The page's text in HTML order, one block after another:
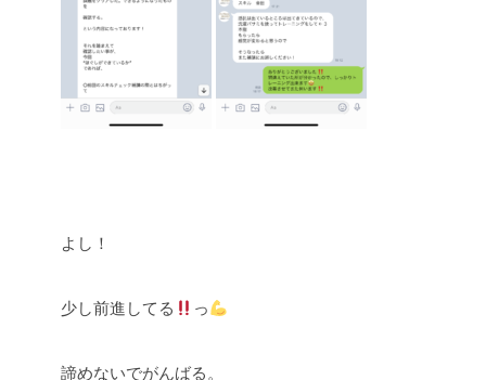
よし！
少し前進してる っ
諦めないでがんばる。